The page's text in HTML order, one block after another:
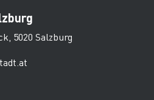
5020 Salzburg